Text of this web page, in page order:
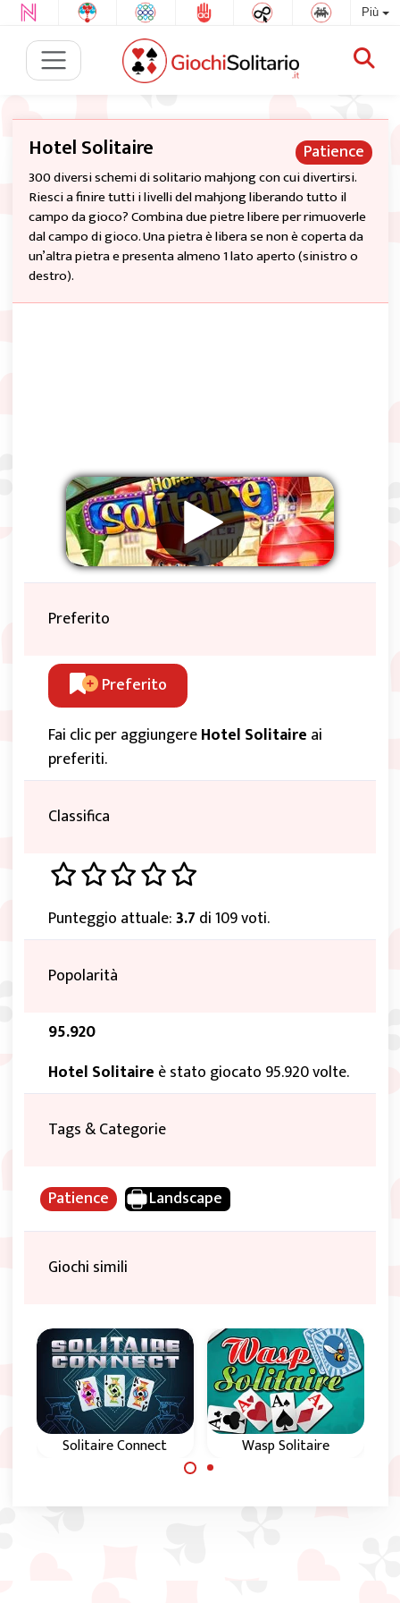
Più
Patience
Hotel Solitaire
300 diversi schemi di solitario mahjong con cui divertirsi.
Riesci a finire tutti i livelli del mahjong liberando tutto il
campo da gioco? Combina due pietre libere per rimuoverle
dal campo di gioco. Una pietra è libera se non è coperta da
un’altra pietra e presenta almeno 1 lato aperto (sinistro o
destro).
Preferito
Preferito
Fai clic per aggiungereHotel Solitaire ai
preferiti.
Classifica
Punteggio attuale:3.7 di 109 voti.
Popolarità
95.920
Hotel Solitaire è stato giocato 95.920 volte.
Tags & Categorie
Patience Landscape
Giochi simili
Solitaire Connect
tutte le tessere dal
Wasp Solitaire
Sul piano di gioco